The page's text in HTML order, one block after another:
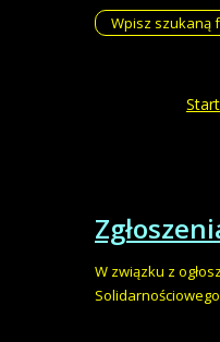
Start
W związku z